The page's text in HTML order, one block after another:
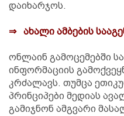
დაიხარჯოს.
⇒ ახალი ამბების
ონლაინ გამოცემებში
ინფორმაციის
კრძალავს. თუმცა
პრინციპები მედიას
გამიჯნონ ამგვარი